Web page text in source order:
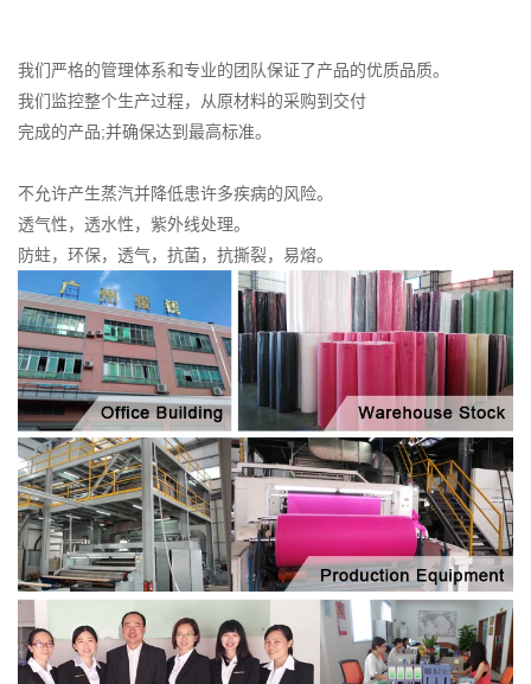
我们严格的管理体系和专业的团队保证了产品的优质品质。
我们监控整个生产过程，从原材料的采购到交付
完成的产品;并确保达到最高标准。
不允许产生蒸汽并降低患许多疾病的风险。
透气性，透水性，紫外线处理。
防蛀，环保，透气，抗菌，抗撕裂，易熔。